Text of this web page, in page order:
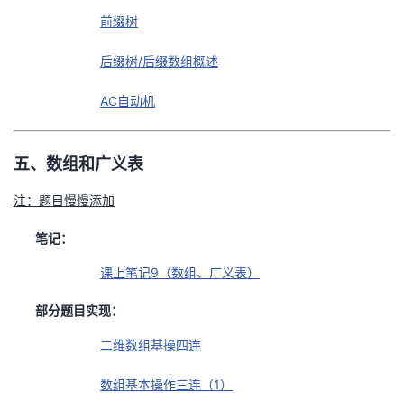
前缀树
后缀树/后缀数组概述
AC自动机
五、数组和广义表
注：题目慢慢添加
笔记：
课上笔记9（数组、广义表）
部分题目实现：
二维数组基操四连
数组基本操作三连（1）